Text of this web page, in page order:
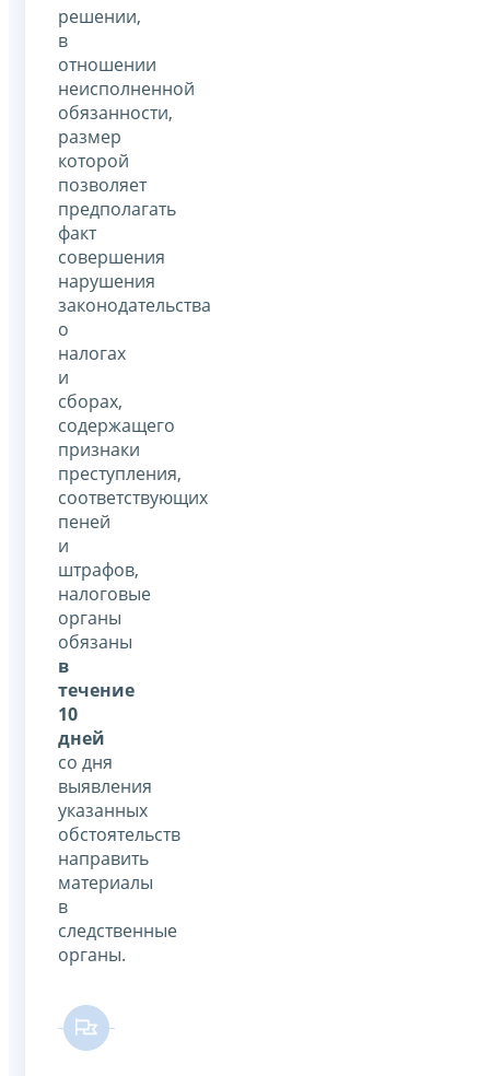
решении,
в
отношении
неисполненной
обязанности,
размер
которой
позволяет
предполагать
факт
совершения
нарушения
законодательства
о
налогах
и
сборах,
содержащего
признаки
преступления,
соответствующих
пеней
и
штрафов,
налоговые
органы
обязаны
в
течение
10
дней
со дня
выявления
указанных
обстоятельств
направить
материалы
в
следственные
органы.